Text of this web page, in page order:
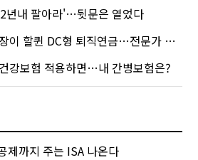
년내 팔아라'…뒷문은 열었다
할퀸 DC형 퇴직연금…전문가 조언은
강보험 적용하면…내 간병보험은?
제까지 주는 ISA 나온다